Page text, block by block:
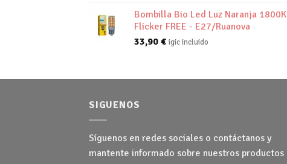
Bombilla Bio Led Luz Naranja 1800K
Flicker FREE - E27/Ruanova
33,90 € igic incluido
SIGUENOS
Síguenos en redes sociales o contáctanos y
mantente informado sobre nuestros productos